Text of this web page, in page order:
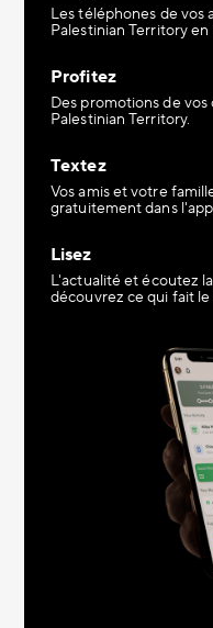
Les téléphones de vos
Palestinian Territory en
Profitez
Des promotions de
Palestinian Territory.
Textez
Vos amis et votre
gratuitement dans
Lisez
L'actualité et écoutez
découvrez ce qui fait le